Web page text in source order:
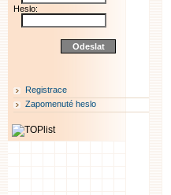
Heslo:
Registrace
Zapomenuté heslo